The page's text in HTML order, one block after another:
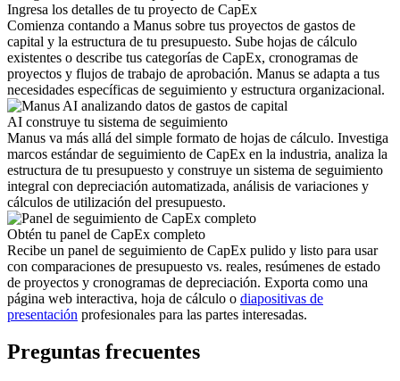
Ingresa los detalles de tu proyecto de CapEx
Comienza contando a Manus sobre tus proyectos de gastos de
capital y la estructura de tu presupuesto. Sube hojas de cálculo
existentes o describe tus categorías de CapEx, cronogramas de
proyectos y flujos de trabajo de aprobación. Manus se adapta a tus
necesidades específicas de seguimiento y estructura organizacional.
AI construye tu sistema de seguimiento
Manus va más allá del simple formato de hojas de cálculo. Investiga
marcos estándar de seguimiento de CapEx en la industria, analiza la
estructura de tu presupuesto y construye un sistema de seguimiento
integral con depreciación automatizada, análisis de variaciones y
cálculos de utilización del presupuesto.
Obtén tu panel de CapEx completo
Recibe un panel de seguimiento de CapEx pulido y listo para usar
con comparaciones de presupuesto vs. reales, resúmenes de estado
de proyectos y cronogramas de depreciación. Exporta como una
página web interactiva, hoja de cálculo o diapositivas de
presentación profesionales para las partes interesadas.
Preguntas frecuentes